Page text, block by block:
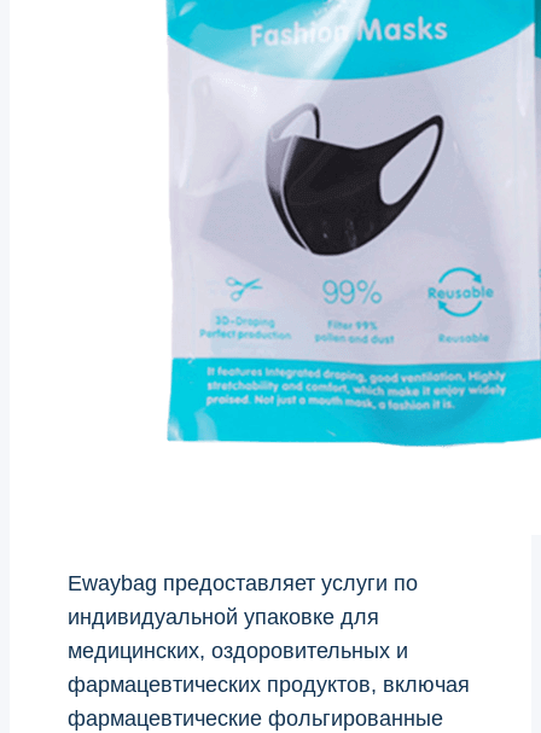
Ewaybag предоставляет услуги по
индивидуальной упаковке для
медицинских, оздоровительных и
фармацевтических продуктов, включая
фармацевтические фольгированные